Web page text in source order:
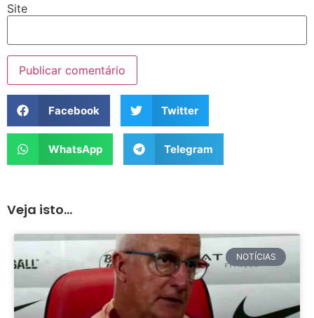
Site
Facebook Twitter
WhatsApp Telegram
Veja isto...
NOTÍCIAS